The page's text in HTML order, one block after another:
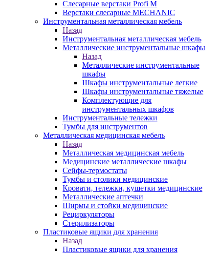
Слесарные верстаки Profi M
Верстаки слесарные MECHANIC
Инструментальная металлическая мебель
Назад
Инструментальная металлическая мебель
Металлические инструментальные шкафы
Назад
Металлические инструментальные
шкафы
Шкафы инструментальные легкие
Шкафы инструментальные тяжелые
Комплектующие для
инструментальных шкафов
Инструментальные тележки
Тумбы для инструментов
Металлическая медицинская мебель
Назад
Металлическая медицинская мебель
Медицинские металлические шкафы
Сейфы-термостаты
Тумбы и столики медицинские
Кровати, тележки, кушетки медицинские
Металлические аптечки
Ширмы и стойки медицинские
Рециркуляторы
Стерилизаторы
Пластиковые ящики для хранения
Назад
Пластиковые ящики для хранения